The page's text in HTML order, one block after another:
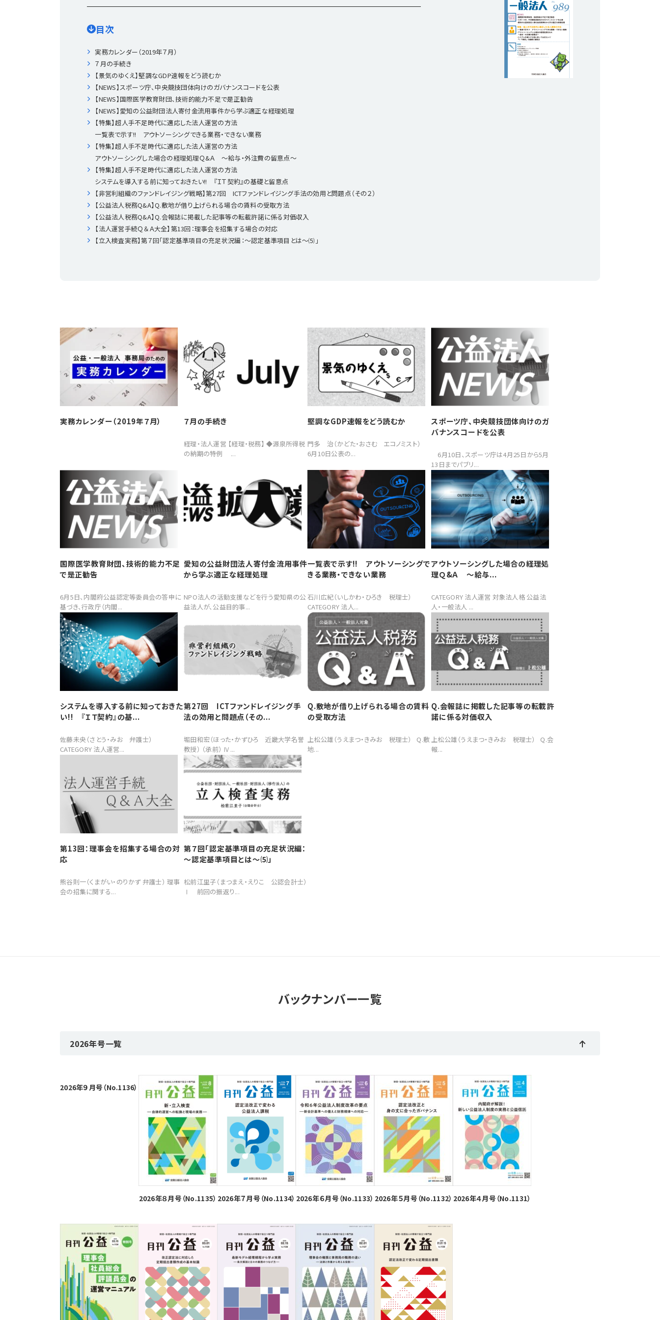
目次
実務カレンダー（2019年７月）
７月の手続き
【景気のゆくえ】堅調なGDP速報をどう読むか
【NEWS】スポーツ庁、中央競技団体向けのガバナンスコードを公表
【NEWS】国際医学教育財団、技術的能力不足で是正勧告
【NEWS】愛知の公益財団法人寄付金流用事件から学ぶ適正な経理処理
【特集】超人手不足時代に適応した法人運営の方法
一覧表で示す!! アウトソーシングできる業務・できない業務
【特集】超人手不足時代に適応した法人運営の方法
アウトソーシングした場合の経理処理Ｑ&Ａ ～給与・外注費の留意点～
【特集】超人手不足時代に適応した法人運営の方法
システムを導入する前に知っておきたい!! 『ＩＴ契約』の基礎と留意点
【非営利組織のファンドレイジング戦略】第27回 ICTファンドレイジング手法の効用と問題点（その２）
【公益法人税務Q&A】Q.敷地が借り上げられる場合の賃料の受取方法
【公益法人税務Q&A】Q.会報誌に掲載した記事等の転載許諾に係る対価収入
【法人運営手続Ｑ＆Ａ大全】第13回：理事会を招集する場合の対応
【立入検査実務】第７回「認定基準項目の充足状況編：～認定基準項目とは～⑸」
実務カレンダー（2019年７月） ７月の手続き
経理・法人運営 【経理・税務】 ◆源泉所得税
の納期の特例 ...
堅調なGDP速報をどう読むか
門多 治（かどた・おさむ エコノミスト）
6月10日公表の...
スポーツ庁、中央競技団体向けのガ
バナンスコードを公表
6月10日、スポーツ庁は4月25日から5月
13日までパブリ...
国際医学教育財団、技術的能力不足
で是正勧告
6月5日、内閣府公益認定等委員会の答申に
基づき、行政庁（内閣...
愛知の公益財団法人寄付金流用事件
から学ぶ適正な経理処理
NPO法人の活動支援などを行う愛知県の公
益法人が、公益目的事...
一覧表で示す!! アウトソーシングで
きる業務・できない業務
石川広紀（いしかわ・ひろき 税理士）
CATEGORY 法人...
アウトソーシングした場合の経理処
理Ｑ&Ａ ～給与...
CATEGORY 法人運営 対象法人格 公益法
人・一般法人 ...
システムを導入する前に知っておきた
い!! 『ＩＴ契約』の基...
佐藤未央（さとう・みお 弁護士）
CATEGORY 法人運営...
第27回 ICTファンドレイジング手
法の効用と問題点（その...
堀田和宏（ほった・かずひろ 近畿大学名誉
教授） （承前） Ⅳ...
Q.敷地が借り上げられる場合の賃料
の受取方法
上松公雄（うえまつ・きみお 税理士） Q.敷
地...
Q.会報誌に掲載した記事等の転載許
諾に係る対価収入
上松公雄（うえまつ・きみお 税理士） Q.会
報...
第13回：理事会を招集する場合の対
応
熊谷則一（くまがい・のりかず 弁護士） 理事
会の招集に関する...
第７回「認定基準項目の充足状況編：
～認定基準項目とは～⑸」
松前江里子（まつまえ・えりこ 公認会計士）
Ⅰ 前回の振返り...
バックナンバー一覧
2026年号一覧
2026年９月号（No.1136）
2026年８月号（No.1135） 2026年７月号（No.1134） 2026年６月号（No.1133） 2026年５月号（No.1132） 2026年４月号（No.1131）